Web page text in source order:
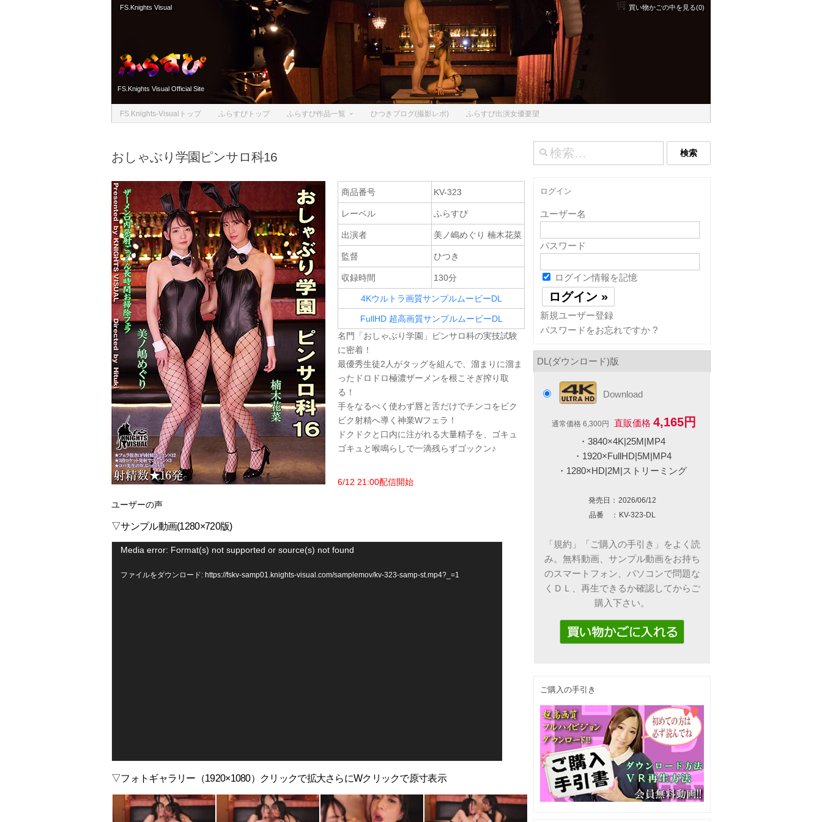
FS.Knights Visual 買い物かごの中を見る(0)
FS.Knights Visual Official Site
FS.Knights-Visualトップ ふらすぴトップ ふらすぴ作品一覧 ひつきブログ(撮影レポ) ふらすぴ出演女優要望
おしゃぶり学園ピンサロ科16
商品番号 KV-323
レーベル ふらすぴ
出演者 美ノ嶋めぐり 楠木花菜
監督 ひつき
収録時間 130分
4Kウルトラ画質サンプルムービーDL
FullHD 超高画質サンプルムービーDL
名門「おしゃぶり学園」ピンサロ科の実技試験
に密着！
最優秀生徒2人がタッグを組んで、溜まりに溜ま
ったドロドロ極濃ザーメンを根こそぎ搾り取
る！
手をなるべく使わず唇と舌だけでチンコをビク
ビク射精へ導く神業Wフェラ！
ドクドクと口内に注がれる大量精子を、ゴキュ
ゴキュと喉鳴らしで一滴残らずゴックン♪
6/12 21:00配信開始
ユーザーの声
▽サンプル動画(1280×720版)
動Media error: Format(s) not supported or source(s) not found
ファイルをダウンロード: https://fskv-samp01.knights-visual.com/samplemov/kv-323-samp-st.mp4?_=1
▽フォトギャラリー（1920×1080）クリックで拡大さらにWクリックで原寸表示
検
索:
ログイン
ユーザー名
パスワード
ログイン情報を記憶
新規ユーザー登録
パスワードをお忘れですか ?
DL(ダウンロード)版
Download
通常価格 6,300円 直販価格 4,165円
・3840×4K|25M|MP4
・1920×FullHD|5M|MP4
・1280×HD|2M|ストリーミング
発売日： 2026/06/12
品番 ： KV-323-DL
「規約」「ご購入の手引き」をよく読
み。無料動画、サンプル動画をお持ち
のスマートフォン、パソコンで問題な
くＤＬ、再生できるか確認してからご
購入下さい。
ご購入の手引き